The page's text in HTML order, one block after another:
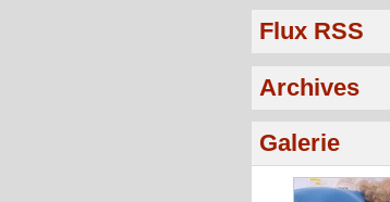
Flux RSS
Archives
Galerie